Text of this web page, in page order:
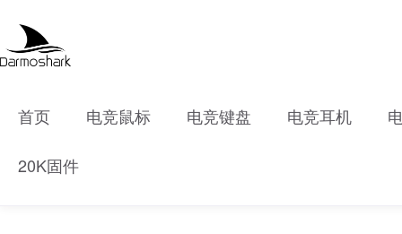
首页 电竞鼠标 电竞键盘 电竞耳机
20K固件